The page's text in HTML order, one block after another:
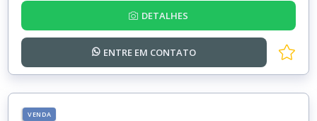
DETALHES
ENTRE EM CONTATO
VENDA